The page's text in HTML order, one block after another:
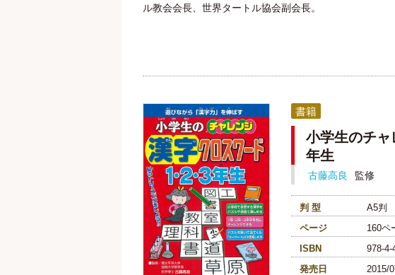
ル教会会長、世界タートル協会副会長。
書籍
小学生のチ
年生
古藤高良 監修
判 型
A5判
ページ
160ペ
ISBN
978-4-
発売日
2015/